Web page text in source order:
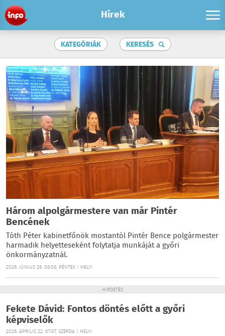
Hírek
KATEGÓRIÁK KERESÉS
Három alpolgármestere van már Pintér
Bencének
Tóth Péter kabinetfőnök mostantól Pintér Bence polgármester
harmadik helyetteseként folytatja munkáját a győri
önkormányzatnál.
2026. JÚNIUS 26. 08:08, PÉNTEK | HELYI
HIRDETÉS
Fekete Dávid: Fontos döntés előtt a győri
képviselők
2026. ÁPRILIS 22. 07:07, SZERDA | HELYI